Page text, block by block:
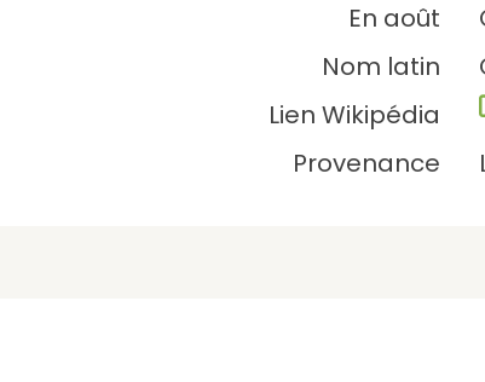
En août
Nom latin
Lien Wikipédia
Provenance